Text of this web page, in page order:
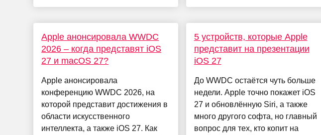
Apple анонсировала WWDC
2026 – когда представят iOS
27 и macOS 27?
Apple анонсировала
конференцию WWDC 2026, на
которой представит достижения в
области искусственного
интеллекта, а также iOS 27. Как
5 устройств, которые Apple
представит на презентации
iOS 27
До WWDC остаётся чуть больше
недели. Apple точно покажет iOS
27 и обновлённую Siri, а также
много другого софта, но главный
вопрос для тех, кто копит на